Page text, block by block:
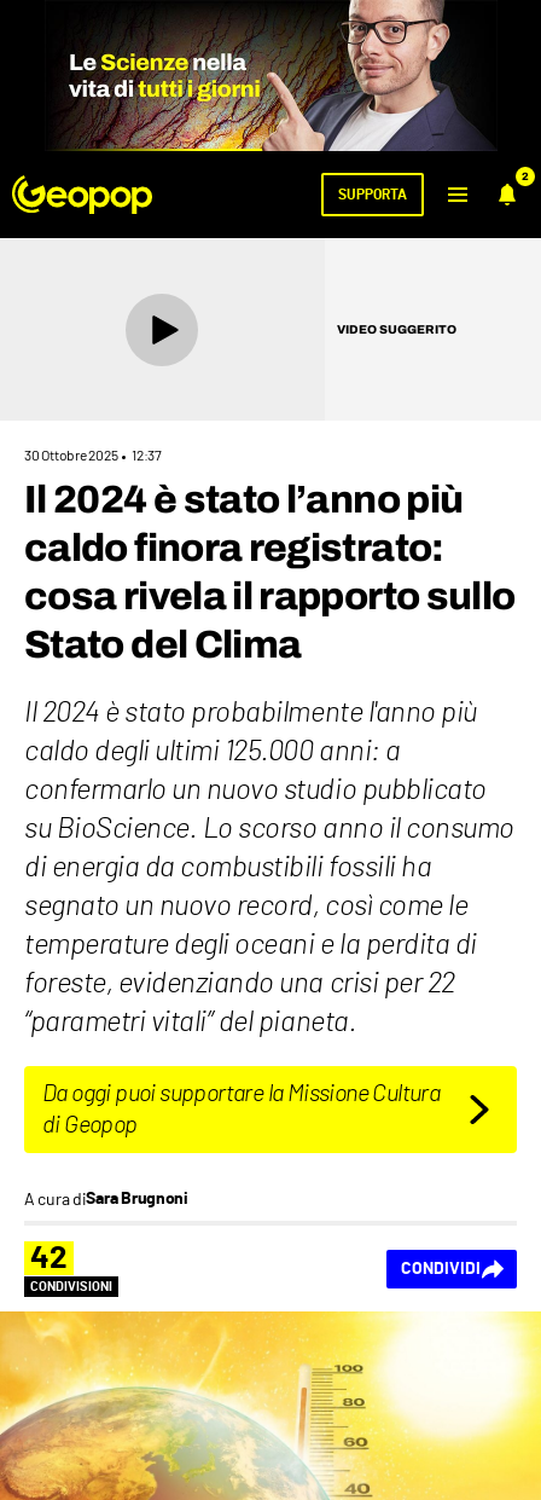
2
SUPPORTA
VIDEO SUGGERITO
30 Ottobre 2025 12:37
Il 2024 è stato l’anno più
caldo finora registrato:
cosa rivela il rapporto sullo
Stato del Clima
Il 2024 è stato probabilmente l'anno più
caldo degli ultimi 125.000 anni: a
confermarlo un nuovo studio pubblicato
su BioScience. Lo scorso anno il consumo
di energia da combustibili fossili ha
segnato un nuovo record, così come le
temperature degli oceani e la perdita di
foreste, evidenziando una crisi per 22
“parametri vitali” del pianeta.
Da oggi puoi supportare la Missione Cultura
di Geopop
A cura diSara Brugnoni
42
CONDIVISIONI
CONDIVIDI